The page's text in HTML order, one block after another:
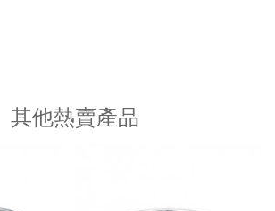
其他熱賣產品